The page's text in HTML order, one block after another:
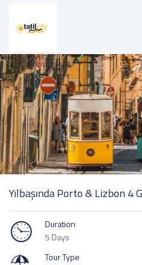
Yılbaşında Porto & Lizbon 4
Duration
5 Days
Tour Type